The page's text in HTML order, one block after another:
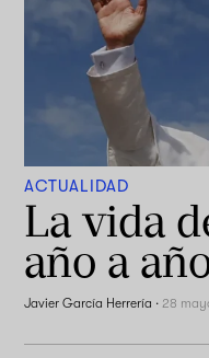
ACTUALIDAD
La vida
año a
Javier García Herrería ·28